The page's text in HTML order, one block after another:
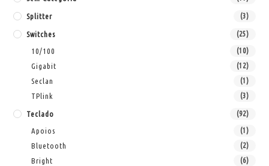
Splitter (3)
Switches (25)
10/100 (10)
Gigabit (12)
Seclan (1)
TPlink (3)
Teclado (92)
Apoios (1)
Bluetooth (2)
Bright (6)